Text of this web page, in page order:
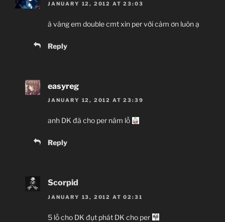
JANUARY 12, 2012 AT 23:03
à vâng em double cmt xin per với cảm ơn luôn ạ
Reply
easyreg
JANUARY 12, 2012 AT 23:39
anh DK đã cho per năm lỗ
Reply
Scorpid
JANUARY 13, 2012 AT 02:31
5 lỗ cho DK đụt phát DK cho per